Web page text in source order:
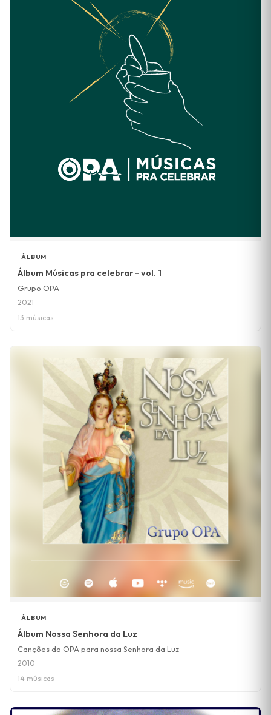
ÁLBUM
Álbum Músicas pra celebrar - vol. 1
Grupo OPA
2021
13 músicas
ÁLBUM
Álbum Nossa Senhora da Luz
Canções do OPA para nossa Senhora da Luz
2010
14 músicas